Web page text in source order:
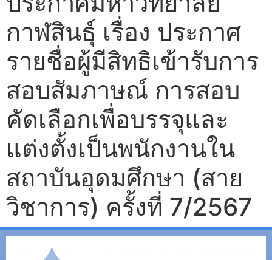
กาฬสินธุ์ เรื่อง ประกาศ
รายชื่อผู้มีสิทธิเข้ารับการ
สอบสัมภาษณ์ การสอบ
คัดเลือกเพื่อบรรจุและ
แต่งตั้งเป็นพนักงานใน
สถาบันอุดมศึกษา (สาย
วิชาการ) ครั้งที่ 7/2567